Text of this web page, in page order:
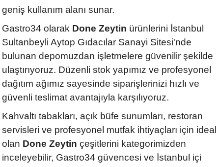
geniş kullanım alanı sunar.
Gastro34 olarak Done Zeytin ürünlerini İstanbul
Sultanbeyli Aytop Gıdacılar Sanayi Sitesi'nde
bulunan depomuzdan işletmelere güvenilir şekilde
ulaştırıyoruz. Düzenli stok yapımız ve profesyonel
dağıtım ağımız sayesinde siparişlerinizi hızlı ve
güvenli teslimat avantajıyla karşılıyoruz.
Kahvaltı tabakları, açık büfe sunumları, restoran
servisleri ve profesyonel mutfak ihtiyaçları için ideal
olan Done Zeytin çeşitlerini kategorimizden
inceleyebilir, Gastro34 güvencesi ve İstanbul içi